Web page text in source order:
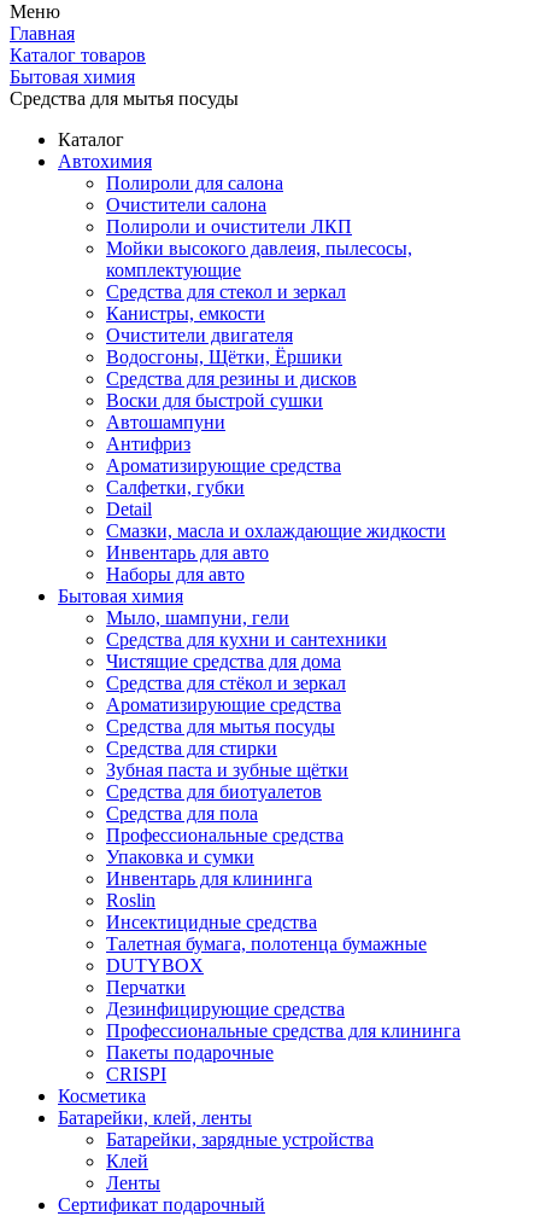
Меню
Главная
Каталог товаров
Бытовая химия
Средства для мытья посуды
Каталог
Автохимия
Полироли для салона
Очистители салона
Полироли и очистители ЛКП
Мойки высокого давлеия, пылесосы,
комплектующие
Средства для стекол и зеркал
Канистры, емкости
Очистители двигателя
Водосгоны, Щётки, Ёршики
Средства для резины и дисков
Воски для быстрой сушки
Автошампуни
Антифриз
Ароматизирующие средства
Салфетки, губки
Detail
Смазки, масла и охлаждающие жидкости
Инвентарь для авто
Наборы для авто
Бытовая химия
Мыло, шампуни, гели
Средства для кухни и сантехники
Чистящие средства для дома
Средства для стёкол и зеркал
Ароматизирующие средства
Средства для мытья посуды
Средства для стирки
Зубная паста и зубные щётки
Средства для биотуалетов
Средства для пола
Профессиональные средства
Упаковка и сумки
Инвентарь для клининга
Roslin
Инсектицидные средства
Талетная бумага, полотенца бумажные
DUTYBOX
Перчатки
Дезинфицирующие средства
Профессиональные средства для клининга
Пакеты подарочные
CRISPI
Косметика
Батарейки, клей, ленты
Батарейки, зарядные устройства
Клей
Ленты
Сертификат подарочный